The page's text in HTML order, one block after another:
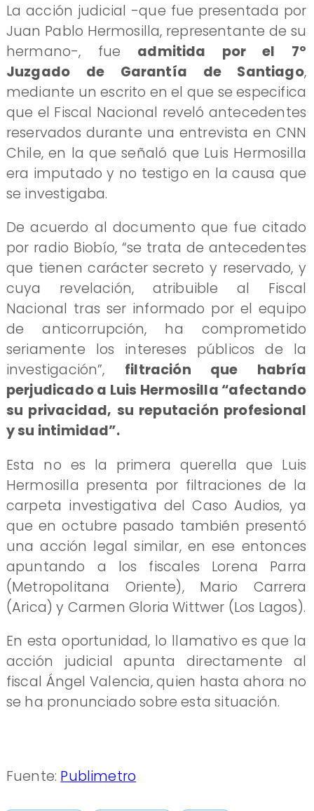
La acción judicial -que fue presentada por
Juan Pablo Hermosilla, representante de su
hermano-, fue admitida por el 7º
Juzgado de Garantía de Santiago,
mediante un escrito en el que se especifica
que el Fiscal Nacional reveló antecedentes
reservados durante una entrevista en CNN
Chile, en la que señaló que Luis Hermosilla
era imputado y no testigo en la causa que
se investigaba.
De acuerdo al documento que fue citado
por radio Biobío, “se trata de antecedentes
que tienen carácter secreto y reservado, y
cuya revelación, atribuible al Fiscal
Nacional tras ser informado por el equipo
de anticorrupción, ha comprometido
seriamente los intereses públicos de la
investigación”, filtración que habría
perjudicado a Luis Hermosilla “afectando
su privacidad, su reputación profesional
y su intimidad”.
Esta no es la primera querella que Luis
Hermosilla presenta por filtraciones de la
carpeta investigativa del Caso Audios, ya
que en octubre pasado también presentó
una acción legal similar, en ese entonces
apuntando a los fiscales Lorena Parra
(Metropolitana Oriente), Mario Carrera
(Arica) y Carmen Gloria Wittwer (Los Lagos).
En esta oportunidad, lo llamativo es que la
acción judicial apunta directamente al
fiscal Ángel Valencia, quien hasta ahora no
se ha pronunciado sobre esta situación.
Fuente: Publimetro